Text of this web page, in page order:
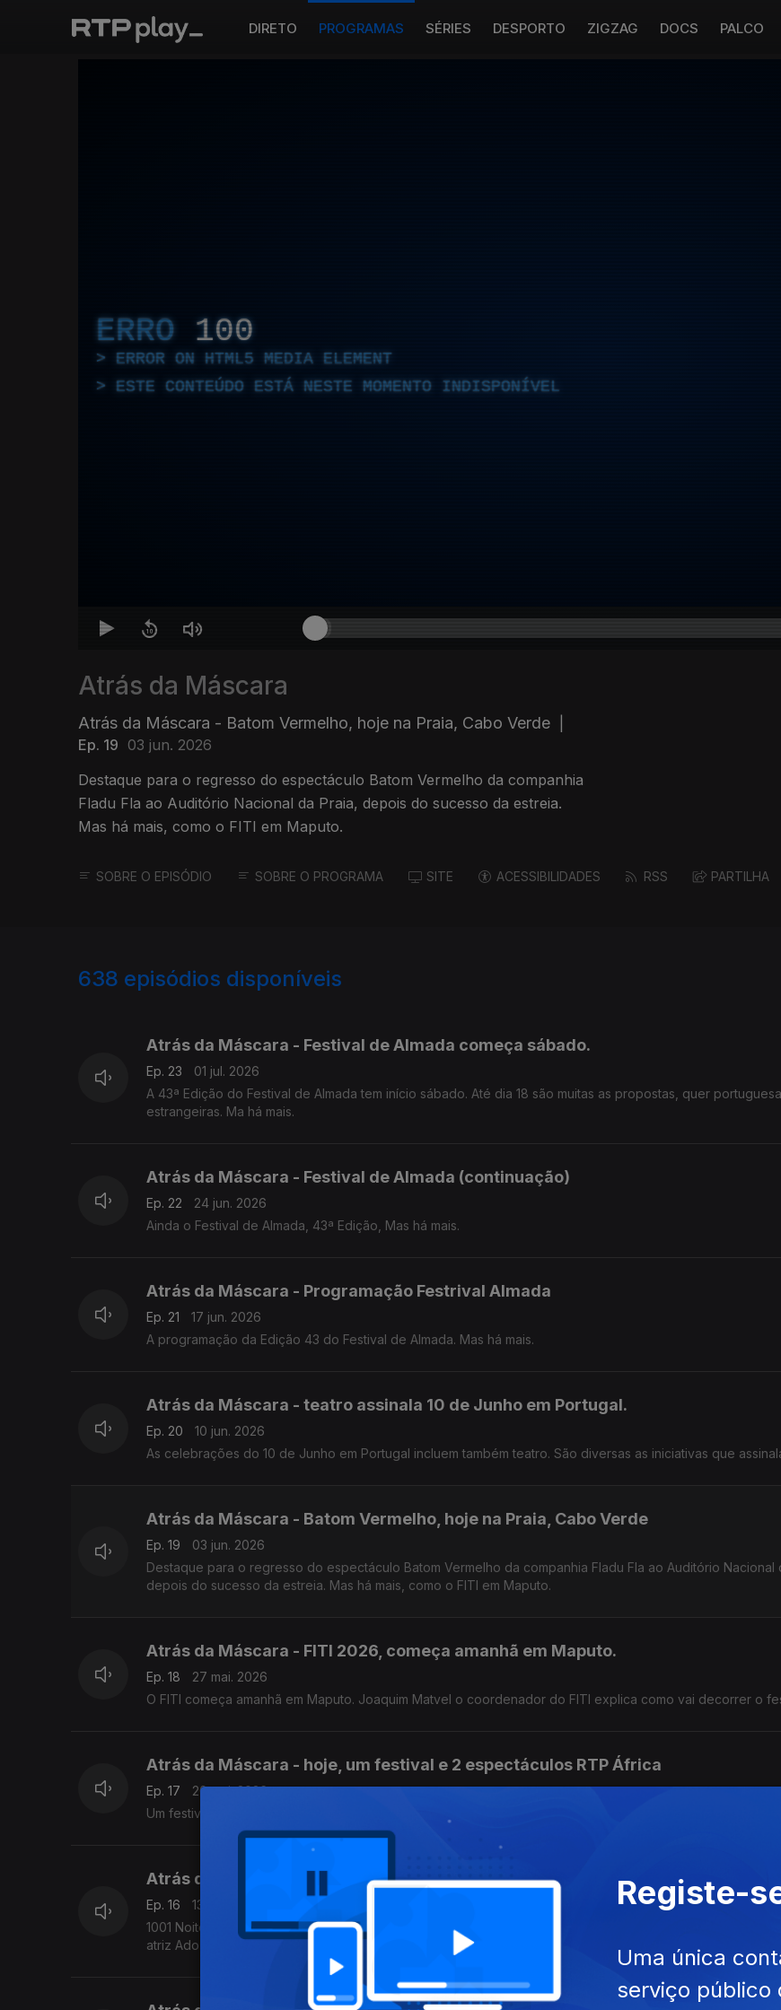
DIRETO PROGRAMAS SÉRIES DESPORTO ZIGZAG DOCS PALCO
ERRO 100
ERROR ON HTML5 MEDIA ELEMENT
ESTE CONTEÚDO ESTÁ NESTE MOMENTO INDISPONÍVEL
Atrás da Máscara
Atrás da Máscara - Batom Vermelho, hoje na Praia, Cabo Verde
Ep. 19 03 jun. 2026
Destaque para o regresso do espectáculo Batom Vermelho da companhia
Fladu Fla ao Auditório Nacional da Praia, depois do sucesso da estreia.
Mas há mais, como o FITI em Maputo.
SOBRE O EPISÓDIO SOBRE O PROGRAMA SITE ACESSIBILIDADES RSS PARTILHA
638 episódios disponíveis
Atrás da Máscara - Festival de Almada começa sábado.
Ep. 23
01 jul. 2026
A 43ª Edição do Festival de Almada tem início sábado. Até dia 18 são muitas as propostas, quer
estrangeiras. Ma há mais.
Atrás da Máscara - Festival de Almada (continuação)
Ep. 22
24 jun. 2026
Ainda o Festival de Almada, 43ª Edição, Mas há mais.
Atrás da Máscara - Programação Festrival Almada
Ep. 21
17 jun. 2026
A programação da Edição 43 do Festival de Almada. Mas há mais.
Atrás da Máscara - teatro assinala 10 de Junho em Portugal.
Ep. 20
10 jun. 2026
As celebrações do 10 de Junho em Portugal incluem também teatro. São diversas as iniciativas que
Atrás da Máscara - Batom Vermelho, hoje na Praia, Cabo Verde
Ep. 19
03 jun. 2026
Destaque para o regresso do espectáculo Batom Vermelho da companhia Fladu Fla ao Auditório Nacional
depois do sucesso da estreia. Mas há mais, como o FITI em Maputo.
Atrás da Máscara - FITI 2026, começa amanhã em Maputo.
Ep. 18
27 mai. 2026
O FITI começa amanhã em Maputo. Joaquim Matvel o coordenador do FITI explica como vai decorrer o
Atrás da Máscara - hoje, um festival e 2 espectáculos RTP África
Ep. 17
20 mai. 2026
Um festival e dois espectáculos RTP África marcam a edição de hoje do Atrás da Máscara.
Atrás da Máscara - 1001 Noites - Irmã Santomense
Ep. 16
13 mai. 2026
1001 Noites - Irmã Santomense é a nova produção do Teatro O Bando, em representação em Palmela.
atriz Adozia Cristo. Mas há mais.
Registe-
Uma única
serviço público